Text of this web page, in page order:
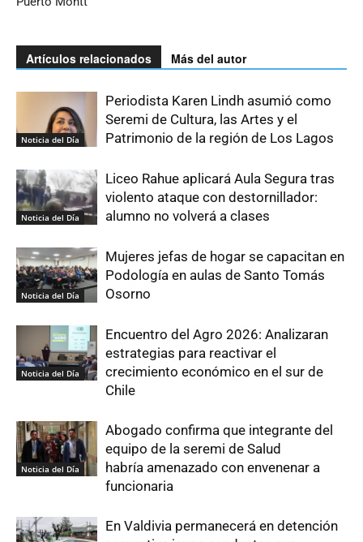
Artículos relacionados Más del autor
Noticia del Día
Periodista Karen Lindh asumió como
Seremi de Cultura, las Artes y el
Patrimonio de la región de Los Lagos
Noticia del Día
Liceo Rahue aplicará Aula Segura tras
violento ataque con destornillador:
alumno no volverá a clases
Noticia del Día
Mujeres jefas de hogar se capacitan en
Podología en aulas de Santo Tomás
Osorno
Noticia del Día
Encuentro del Agro 2026: Analizaran
estrategias para reactivar el
crecimiento económico en el sur de
Chile
Noticia del Día
Abogado confirma que integrante del
equipo de la seremi de Salud
habría amenazado con envenenar a
funcionaria
En Valdivia permanecerá en detención